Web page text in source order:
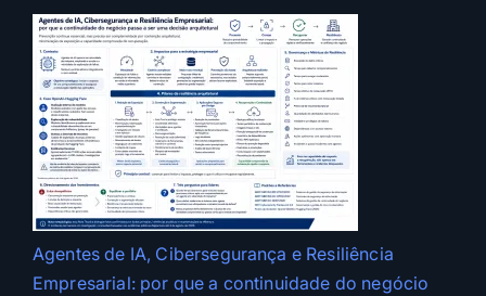
Agentes de IA, Cibersegurança e Resiliência
Empresarial: por que a continuidade do negócio